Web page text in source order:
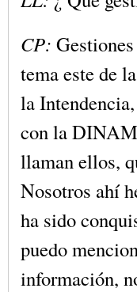
CP:
tema este de
la
con la
llaman ellos,
Nosotros ahí
ha sido
puedo
información,